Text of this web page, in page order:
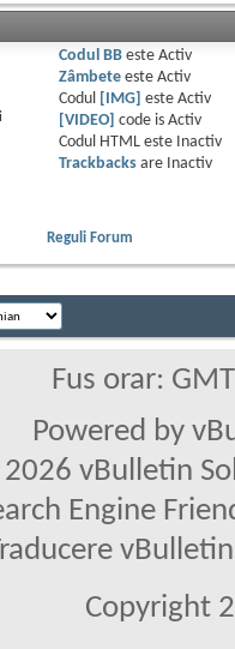
Codul BBeste Activ
Zâmbeteeste Activ
Codul
[IMG] este Activ
[VIDEO]
code is Activ
Codul HTML este
Inactiv
Trackbacksare
Inactiv
Reguli Forum
Fus orar:
Powered by
vBulletin
Engine
Copyright